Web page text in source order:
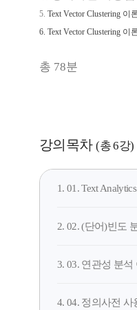
5. Text Vector Clustering 이
6. Text Vector Clustering 이
총 78분
강의목차 (총 6강)
1. 01. Text
2. 02. (단어)빈도
3. 03. 연관성 분석
4. 04. 정의사전 사